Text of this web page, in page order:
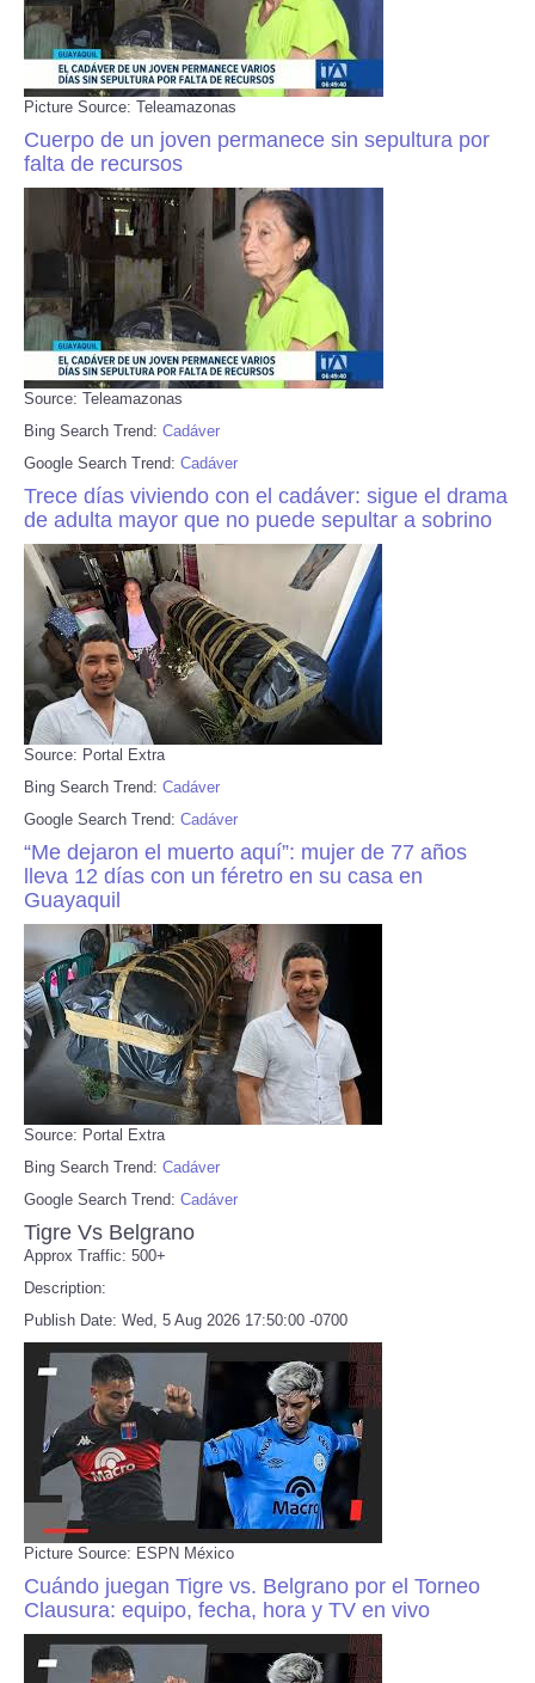
Picture Source: Teleamazonas
Cuerpo de un joven permanece sin sepultura por
falta de recursos
Source: Teleamazonas
Bing Search Trend: Cadáver
Google Search Trend: Cadáver
Trece días viviendo con el cadáver: sigue el drama
de adulta mayor que no puede sepultar a sobrino
Source: Portal Extra
Bing Search Trend: Cadáver
Google Search Trend: Cadáver
“Me dejaron el muerto aquí”: mujer de 77 años
lleva 12 días con un féretro en su casa en
Guayaquil
Source: Portal Extra
Bing Search Trend: Cadáver
Google Search Trend: Cadáver
Tigre Vs Belgrano
Approx Traffic: 500+
Description:
Publish Date: Wed, 5 Aug 2026 17:50:00 -0700
Picture Source: ESPN México
Cuándo juegan Tigre vs. Belgrano por el Torneo
Clausura: equipo, fecha, hora y TV en vivo